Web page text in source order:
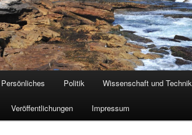
contentcontent
Persönliches Politik Wissenschaft und Technik
Veröffentlichungen Impressum